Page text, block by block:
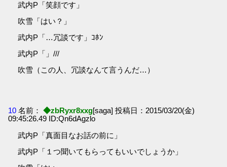
武内P「笑顔です」
吹雪「はい？」
武内P「…冗談です」ｺﾎﾝ
武内P「」///
吹雪（この人、冗談なんて言うんだ…）
10 名前： ◆zbRyxr8xxg[saga] 投稿日：2015/03/20(金)
09:45:26.49 ID:Qn6dAgzlo
武内P「真面目なお話の前に」
武内P「１つ聞いてもらってもいいでしょうか」